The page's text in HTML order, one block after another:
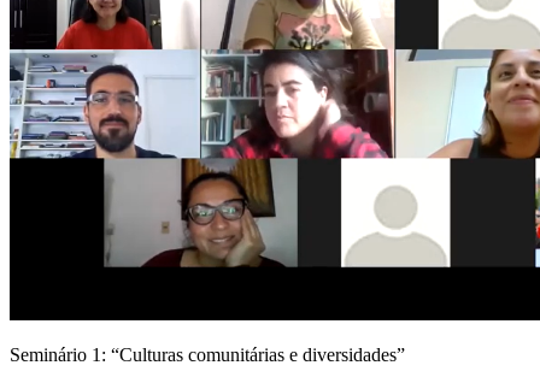
Seminário 1: “Culturas comunitárias e diversidades”